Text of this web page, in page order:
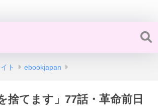
ト ebookjapan
捨てます」77話・革命前日